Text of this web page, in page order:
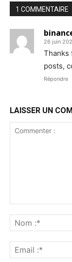
1 COMMENTAIRE
26 juin
Thanks
posts,
Répondre
LAISSER UN